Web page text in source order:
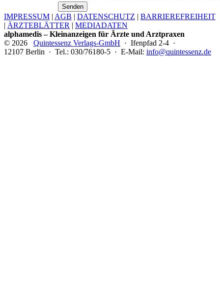
IMPRESSUM | AGB | DATENSCHUTZ | BARRIEREFREIHEIT
| ÄRZTEBLÄTTER | MEDIADATEN
alphamedis – Kleinanzeigen für Ärzte und Arztpraxen
© 2026 Quintessenz Verlags-GmbH · Ifenpfad 2-4 ·
12107 Berlin · Tel.: 030/76180-5 · E-Mail: info@quintessenz.de